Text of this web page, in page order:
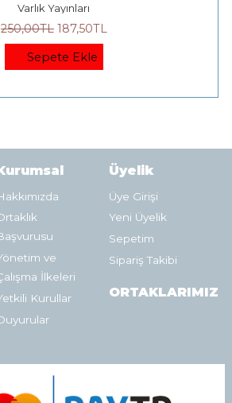
Varlık Yayınları
250,00TL 187,50TL
Sepete Ekle
ve
İlkeleri
Kurullar
Üyelik
Üye Girişi
Yeni Üyelik
Sepetim
Sipariş Takibi
ORTAKLARIMIZ